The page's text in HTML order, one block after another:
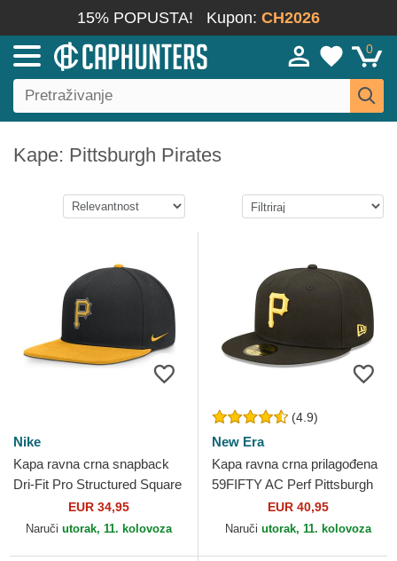
15% POPUSTA! Kupon: CH2026
0
Kape: Pittsburgh Pirates
Nike
Kapa ravna crna snapback
Dri-Fit Pro Structured Square
Bill Pittsburgh Pirates MLB
Nike
EUR 34,95
Naruči utorak, 11. kolovoza
(4.9)
New Era
Kapa ravna crna prilagođena
59FIFTY AC Perf Pittsburgh
Pirates MLB New Era
EUR 40,95
Naruči utorak, 11. kolovoza